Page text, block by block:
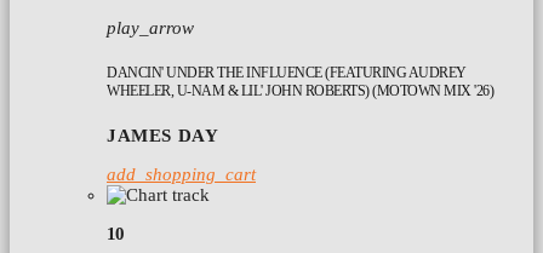
play_arrow
DANCIN' UNDER THE INFLUENCE (FEATURING AUDREY
WHEELER, U-NAM & LIL' JOHN ROBERTS) (MOTOWN MIX '26)
JAMES DAY
add_shopping_cart
10